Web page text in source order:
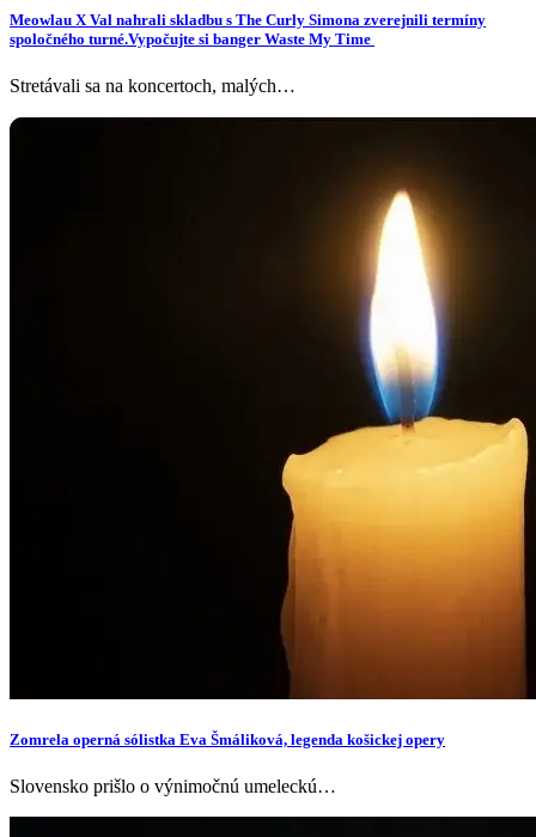
Meowlau X Val nahrali skladbu s The Curly Simona zverejnili termíny
spoločného turné.Vypočujte si banger Waste My Time
Stretávali sa na koncertoch, malých…
Zomrela operná sólistka Eva Šmáliková, legenda košickej opery
Slovensko prišlo o výnimočnú umeleckú…